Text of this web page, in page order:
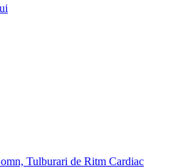
Tulburari de Ritm Cardiac